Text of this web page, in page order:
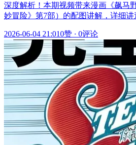
深度解析！本期视频带来漫画《飙马
妙冒险》第7部）的配图讲解，详细
2026-06-04 21:010赞 · 0评论